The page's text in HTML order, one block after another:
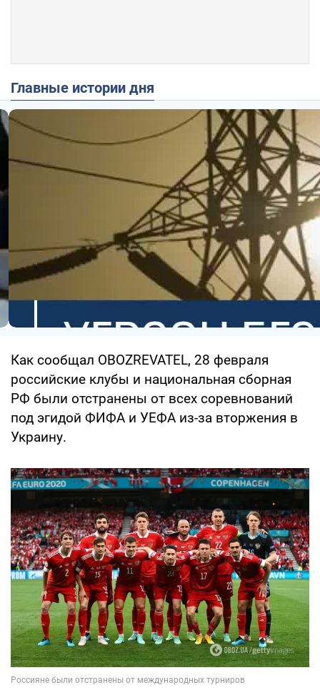
Главные истории дня
Как сообщал OBOZREVATEL, 28 февраля
российские клубы и национальная сборная
РФ были отстранены от всех соревнований
под эгидой ФИФА и УЕФА из-за вторжения в
Украину.